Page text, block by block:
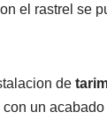
el rastrel se
de
con un